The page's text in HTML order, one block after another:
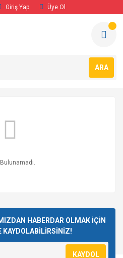
Giriş Yap Üye Ol
ARA
HABERDAR OLMAK İÇİN
KAYDOLABİLİRSİNİZ!
KAYDOL